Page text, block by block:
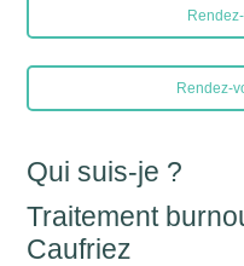
Qui suis-je ?
Traitement
Caufriez
Rendez-